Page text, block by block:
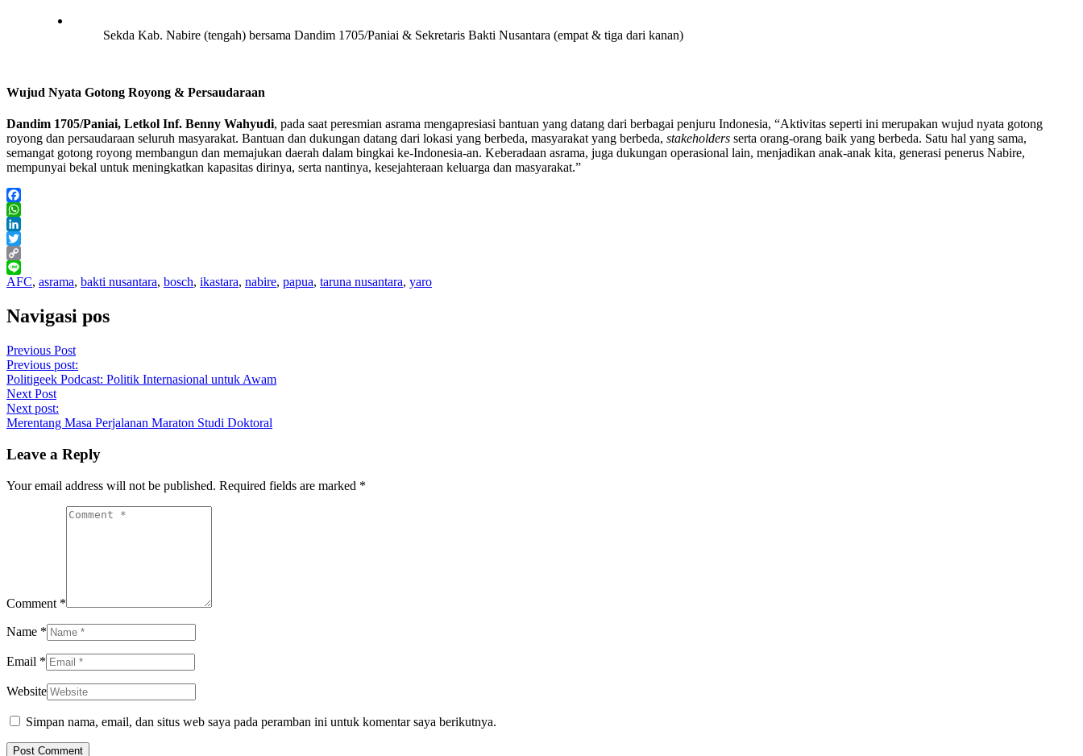
Sekda Kab. Nabire (tengah) bersama Dandim 1705/Paniai & Sekretaris Bakti Nusantara (empat & tiga dari kanan)
Wujud Nyata Gotong Royong & Persaudaraan
Dandim 1705/Paniai, Letkol Inf. Benny Wahyudi, pada saat peresmian asrama mengapresiasi bantuan yang datang dari berbagai penjuru Indonesia, “Aktivitas seperti ini merupakan wujud nyata gotong
royong dan persaudaraan seluruh masyarakat. Bantuan dan dukungan datang dari lokasi yang berbeda, masyarakat yang berbeda, stakeholders serta orang-orang baik yang berbeda. Satu hal yang sama,
semangat gotong royong membangun dan memajukan daerah dalam bingkai ke-Indonesia-an. Keberadaan asrama, juga dukungan operasional lain, menjadikan anak-anak kita, generasi penerus Nabire,
mempunyai bekal untuk meningkatkan kapasitas dirinya, serta nantinya, kesejahteraan keluarga dan masyarakat.”
Facebook
WhatsApp
LinkedIn
Twitter
Copy
Link
Line
AFC, asrama, bakti nusantara, bosch, ikastara, nabire, papua, taruna nusantara, yaro
Navigasi pos
Previous Post
Previous post:
Politigeek Podcast: Politik Internasional untuk Awam
Next Post
Next post:
Merentang Masa Perjalanan Maraton Studi Doktoral
Leave a Reply
Your email address will not be published. Required fields are marked *
Comment *
Name *
Email *
Website
Simpan nama, email, dan situs web saya pada peramban ini untuk komentar saya berikutnya.